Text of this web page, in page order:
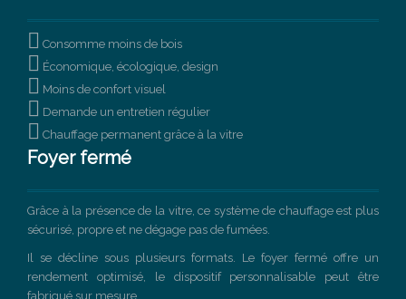
 Consomme moins de bois
 Économique, écologique, design
 Moins de confort visuel
 Demande un entretien régulier
 Chauffage permanent grâce à la vitre
Foyer fermé
Grâce à la présence de la vitre, ce système de chauffage est plus
sécurisé, propre et ne dégage pas de fumées.
Il se décline sous plusieurs formats. Le foyer fermé offre un
rendement optimisé, le dispositif personnalisable peut être
fabriqué sur mesure.